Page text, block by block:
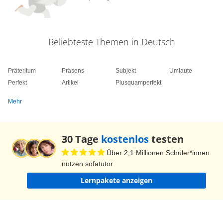
stellen zu können.
Beliebteste Themen in Deutsch
Präteritum
Perfekt
Präsens
Artikel
Subjekt
Plusquamperfekt
Umlaute
Mehr
30 Tage kostenlostesten
Über 2,1 Millionen Schüler*innen
nutzen sofatutor
Lernpakete anzeigen